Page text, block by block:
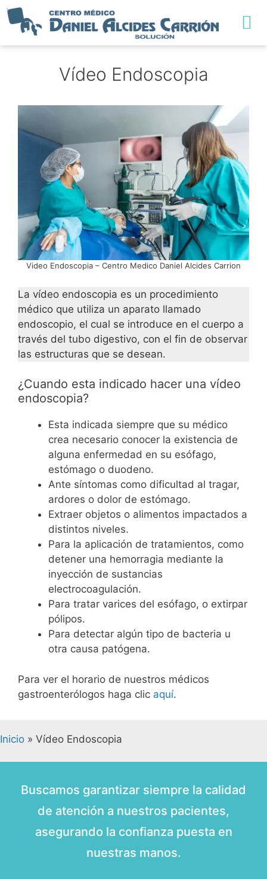
Vídeo Endoscopia
Video Endoscopia – Centro Medico Daniel Alcides Carrion
La vídeo endoscopia es un procedimiento
médico que utiliza un aparato llamado
endoscopio, el cual se introduce en el cuerpo a
través del tubo digestivo, con el fin de observar
las estructuras que se desean.
¿Cuando esta indicado hacer una vídeo
endoscopia?
Esta indicada siempre que su médico
crea necesario conocer la existencia de
alguna enfermedad en su esófago,
estómago o duodeno.
Ante síntomas como dificultad al tragar,
ardores o dolor de estómago.
Extraer objetos o alimentos impactados a
distintos niveles.
Para la aplicación de tratamientos, como
detener una hemorragia mediante la
inyección de sustancias
electrocoagulación.
Para tratar varices del esófago, o extirpar
pólipos.
Para detectar algún tipo de bacteria u
otra causa patógena.
Para ver el horario de nuestros médicos
gastroenterólogos haga clic aquí.
Inicio » Vídeo Endoscopia
Buscamos garantizar siempre la calidad
de atención a nuestros pacientes,
asegurando la confianza puesta en
nuestras manos.